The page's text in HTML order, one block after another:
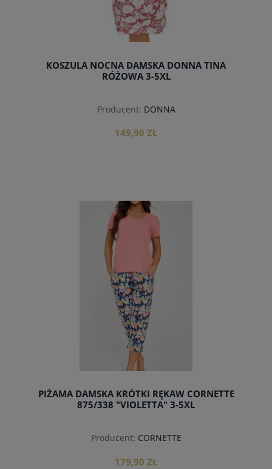
KOSZULA NOCNA DAMSKA DONNA TINA
RÓŻOWA 3-5XL
Producent: DONNA
149,90 ZŁ
do koszyka
PIŻAMA DAMSKA KRÓTKI RĘKAW CORNETTE
875/338 "VIOLETTA" 3-5XL
Producent: CORNETTE
179,90 ZŁ